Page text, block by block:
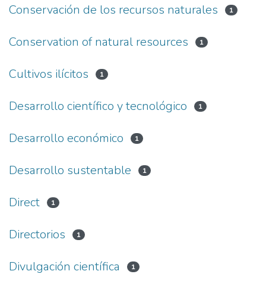
Conservación de los recursos naturales 1
Conservation of natural resources 1
Cultivos ilícitos 1
Desarrollo científico y tecnológico 1
Desarrollo económico 1
Desarrollo sustentable 1
Direct 1
Directorios 1
Divulgación científica 1